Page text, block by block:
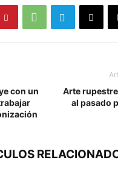
con un
Arte
al pasado